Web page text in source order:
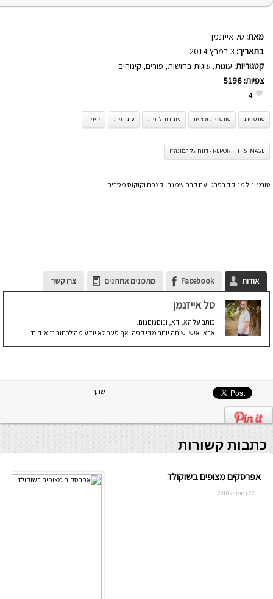
מאת: טל אייזנמן
בתאריך:
קטגוריות: עוגות, עוגות בחושות, פורים, קינוחים
צפיות: 5196
4
טורט פרג טורט פרג וקצפת עוגת וניל ופרג עוגת פרג קצפת
REPORT THIS IMAGE - דווח על תמונה זו
טורט וניל מנוקד בפרג, עם קרם שמנת, קצפת וקוקוס מסביב
אודות Facebook מתכונים אחרונים צרו קשר
טל אייזנמן
כותב על הא, דא, ונוםנוםנום.
אבא. איש. שותה יותר מדי קפה. אף פעם לא יודע מה לכתוב ב"אודות".
שתף
כתבות קשורות
אפרסקים מצופים בשוקולד
22 באפריל 2018